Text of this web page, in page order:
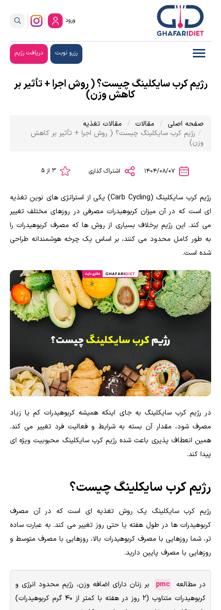
ورود
رزرو نوبت دریافت رژیم
رژیم کرب سایکلینگ چیست؟ ( روش اجرا + تأثیر بر
کاهش وزن)
صفحه اصلی مقالات
مقالات تغذیه
رژیم کرب سایکلینگ چیست؟ ( روش اجرا + تأثیر بر کاهش
وزن)
اشتراک گذاری
رژیم کرب سایکلینگ (Carb Cycling) یکی از استراتژی های نوین تغذیه
ای است که در آن میزان کربوهیدرات مصرفی در روزهای مختلف تغییر
می کند. این رژیم برخلاف بسیاری از روش ها که مصرف کربوهیدرات را
به طور کامل محدود می کنند، بر اساس یک چرخه هوشمندانه طراحی
شده است.
در رژیم کرب سایکلینگ به جای اینکه همیشه کربوهیدرات کم یا زیاد
مصرف شود، مقدار آن بسته به شرایط و فعالیت فرد تغییر می کند.
همین انعطاف پذیری باعث شده رژیم کرب سایکلینگ محبوبیت ویژه ای
پیدا کند.
رژیم کرب سایکلینگ چیست؟
رژیم کرب سایکلینگ یک روش تغذیه ای است که در آن مصرف
کربوهیدرات ها در طول هفته یا حتی روز تغییر می کند. به عبارت ساده
تر، شما روزهایی با مصرف کربوهیدرات بالا، روزهایی با مصرف متوسط و
روزهایی با مصرف پایین دارید.
در مطالعه pmc
بر زنان دارای اضافه وزن، رژیم محدود انرژی و
کربوهیدرات متناوب (۲ روز در هفته با کمتر از ۴۰ گرم کربوهیدرات)